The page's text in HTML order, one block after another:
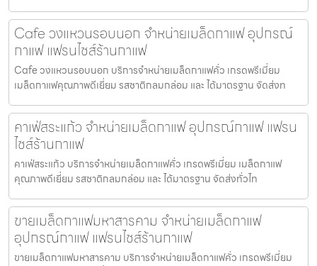
Cafe วงแหวนรอบนอก จำหน่ายเมล็ดกาแฟ อุปกรณ์
กาแฟ แฟรนไชส์ร้านกาแฟ
Cafe วงแหวนรอบนอก บริการจำหน่ายเมล็ดกาแฟคั่ว เกรดพรีเมี่ยม
เมล็ดกาแฟคุณภาพดีเยี่ยม รสชาติกลมกล่อม และ ได้มาตรฐาน จัดส่งท
คาเฟ่สระแก้ว จำหน่ายเมล็ดกาแฟ อุปกรณ์กาแฟ แฟรน
ไชส์ร้านกาแฟ
คาเฟ่สระแก้ว บริการจำหน่ายเมล็ดกาแฟคั่ว เกรดพรีเมี่ยม เมล็ดกาแฟ
คุณภาพดีเยี่ยม รสชาติกลมกล่อม และ ได้มาตรฐาน จัดส่งทั่วไท
ขายเมล็ดกาแฟมหาสารคาม จำหน่ายเมล็ดกาแฟ
อุปกรณ์กาแฟ แฟรนไชส์ร้านกาแฟ
ขายเมล็ดกาแฟมหาสารคาม บริการจำหน่ายเมล็ดกาแฟคั่ว เกรดพรีเมี่ยม